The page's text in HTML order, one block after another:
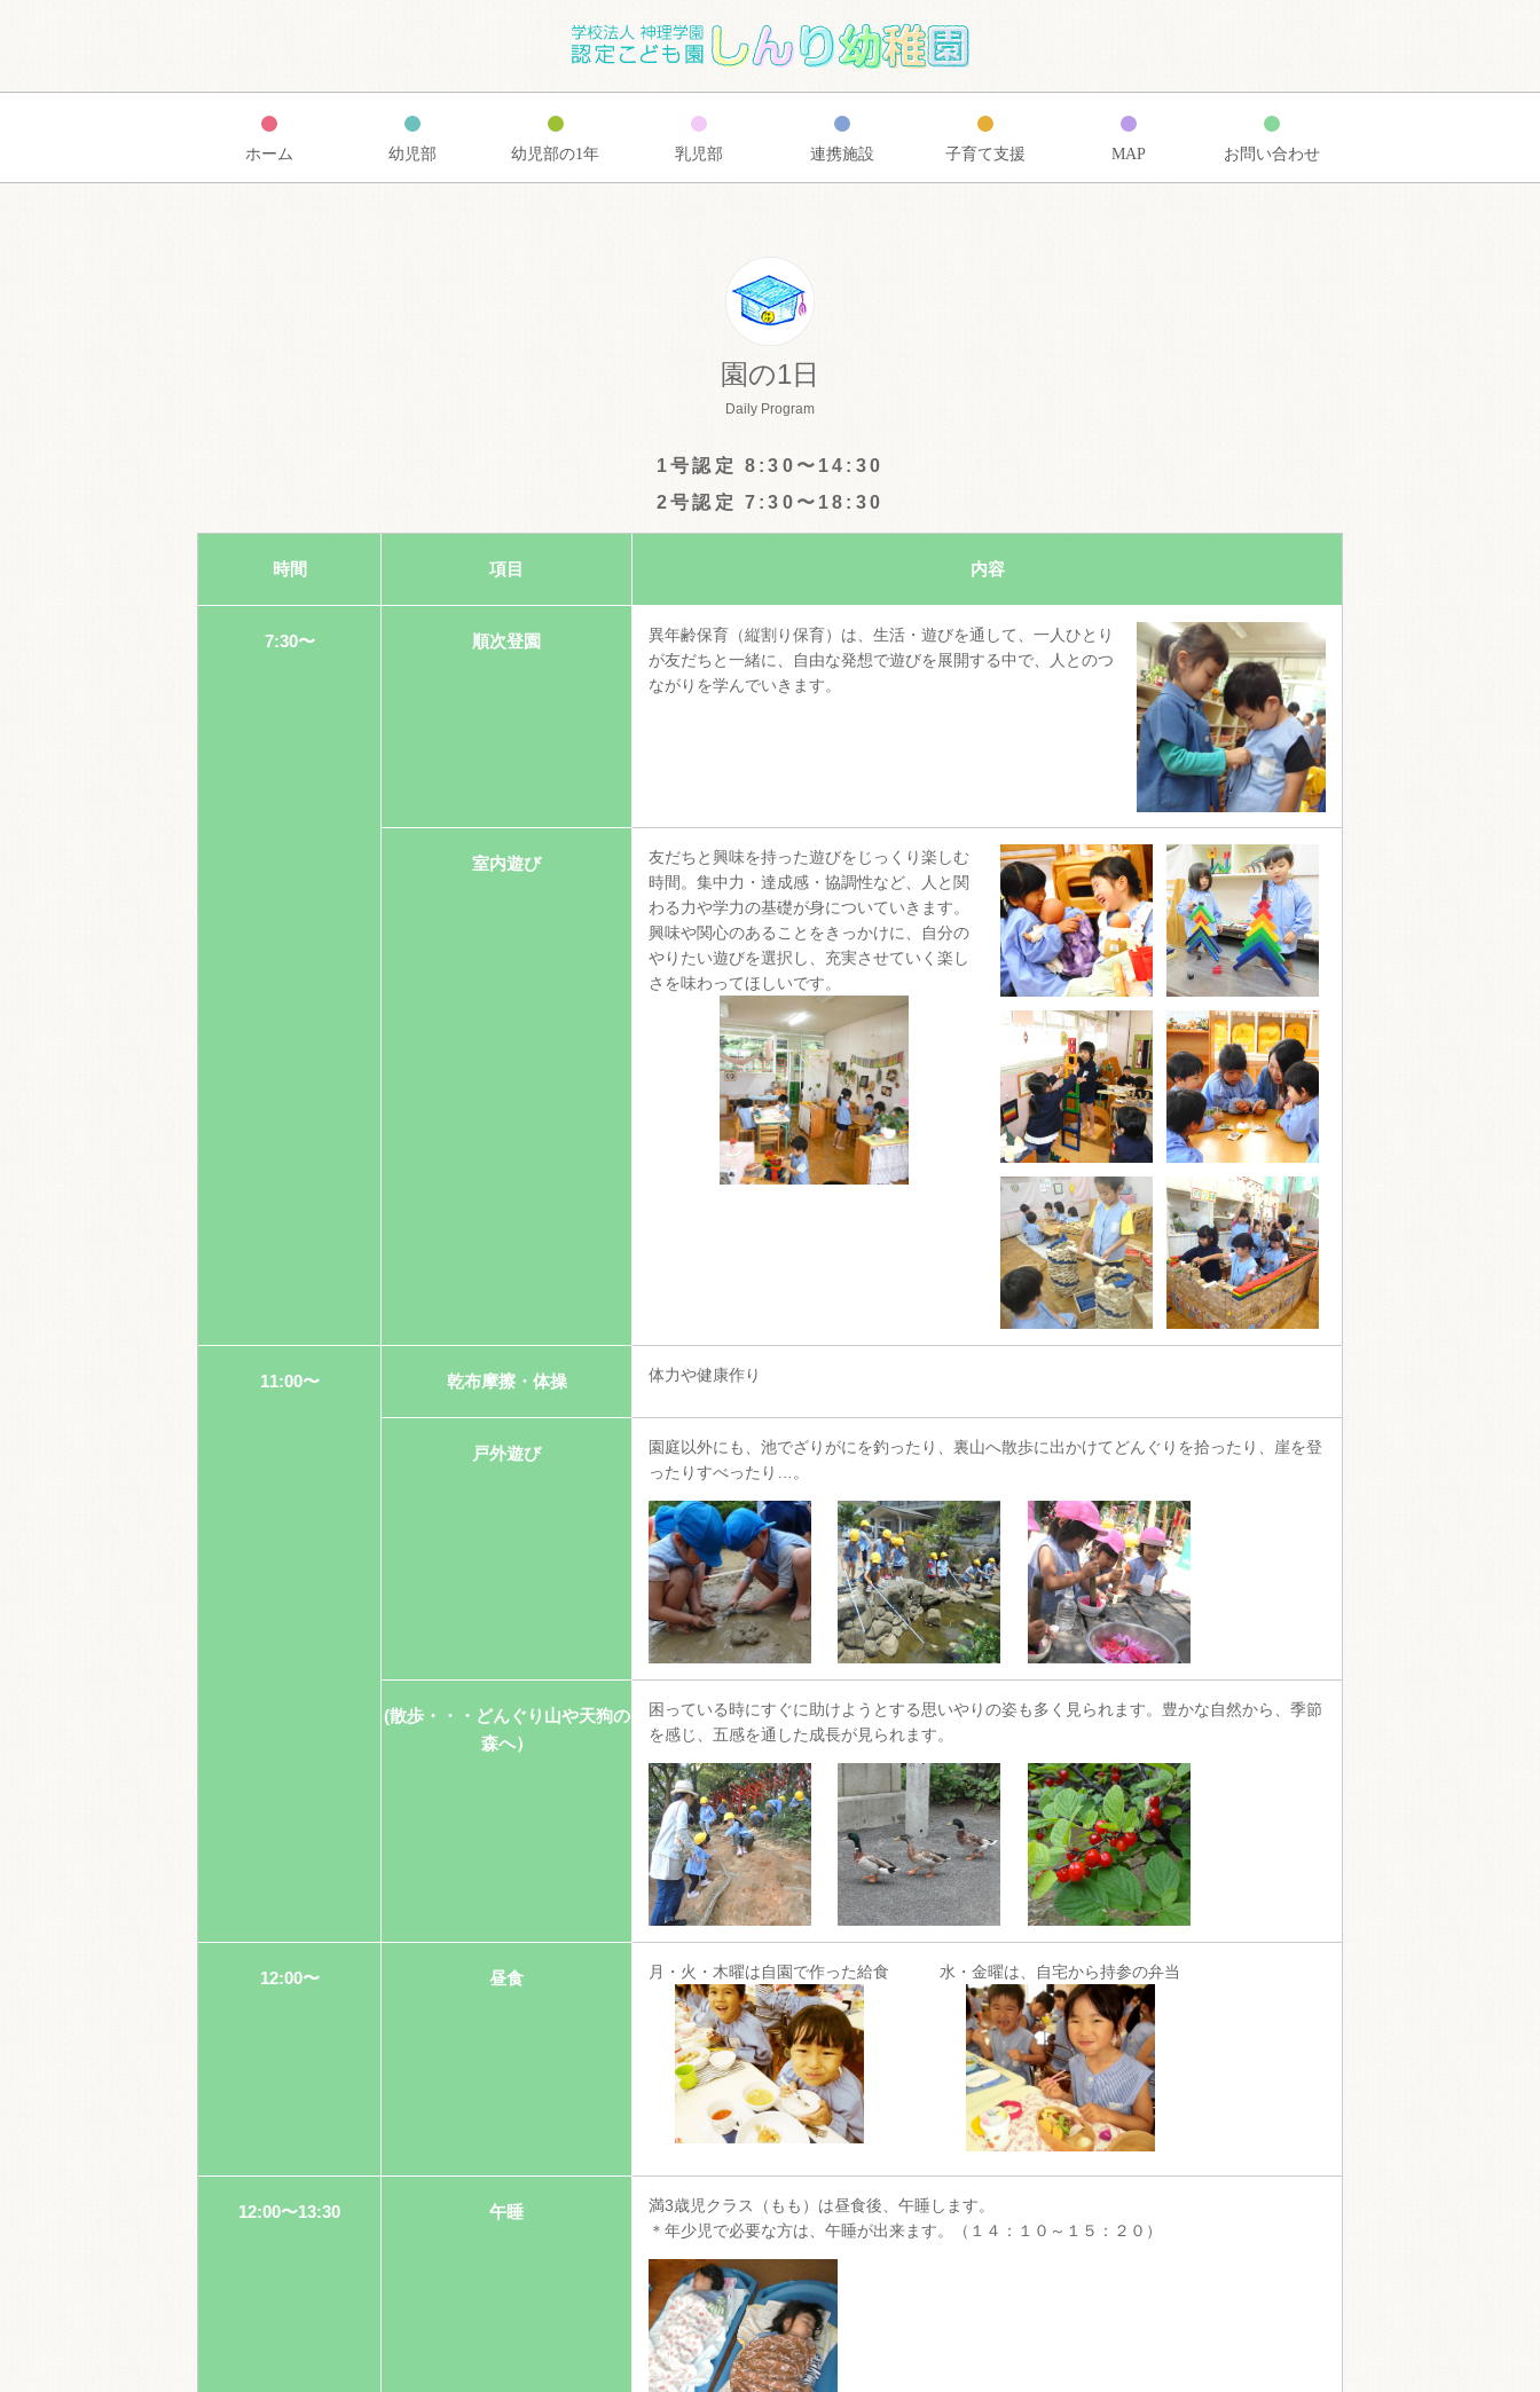
ホーム 幼児部 幼児部の1年 乳児部 連携施設 子育て支援 MAP お問い合わせ
園の1日
Daily Program
1号認定 8:30〜14:30
2号認定 7:30〜18:30
時間 項目 内容
7:30〜 順次登園
異年齢保育（縦割り保育）は、生活・遊びを通して、一人ひとり
が友だちと一緒に、自由な発想で遊びを展開する中で、人とのつ
ながりを学んでいきます。
室内遊び
友だちと興味を持った遊びをじっくり楽しむ
時間。集中力・達成感・協調性など、人と関
わる力や学力の基礎が身についていきます。
興味や関心のあることをきっかけに、自分の
やりたい遊びを選択し、充実させていく楽し
さを味わってほしいです。
11:00〜 乾布摩擦・体操 体力や健康作り
戸外遊び
園庭以外にも、池でざりがにを釣ったり、裏山へ散歩に出かけてどんぐりを拾ったり、崖を登
ったりすべったり…。
(散歩・・・どんぐり山や天狗の
森へ）
困っている時にすぐに助けようとする思いやりの姿も多く見られます。豊かな自然から、季節
を感じ、五感を通した成長が見られます。
12:00〜 昼食 月・火・木曜は自園で作った給食 水・金曜は、自宅から持参の弁当
12:00〜13:30 午睡
満3歳児クラス（もも）は昼食後、午睡します。
＊年少児で必要な方は、午睡が出来ます。（１４：１０～１５：２０）